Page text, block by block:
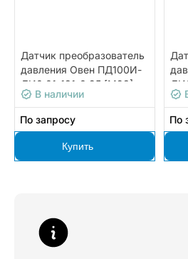
Датчик преобразователь
давления Овен ПД100И-
ДИ0,01-181-0,25 [М23]
В наличии
По запросу
Купить
По